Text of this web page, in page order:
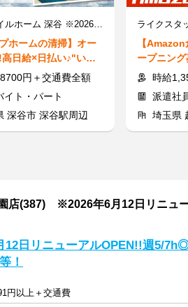
ユースタイルホーム 深谷 ※2026年5月オープン/Gi
プホームの清掃】オー
日給×日払い♪"いつ
感覚でOK!/Gi
円＋交通費全額
イト・パート
深谷市 深谷駅周辺
【
ープニン
高時給×日
時給1,350
派遣社
埼玉県
店(387) ※2026年6月12日リニュ
12日リニューアルOPEN!!週5/
！
円以上＋交通費